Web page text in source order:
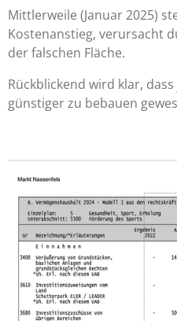
Mittlerweile (Januar 2025)
Kostenanstieg, verursacht
der falschen Fläche.
Rückblickend wird klar,
günstiger zu bebauen